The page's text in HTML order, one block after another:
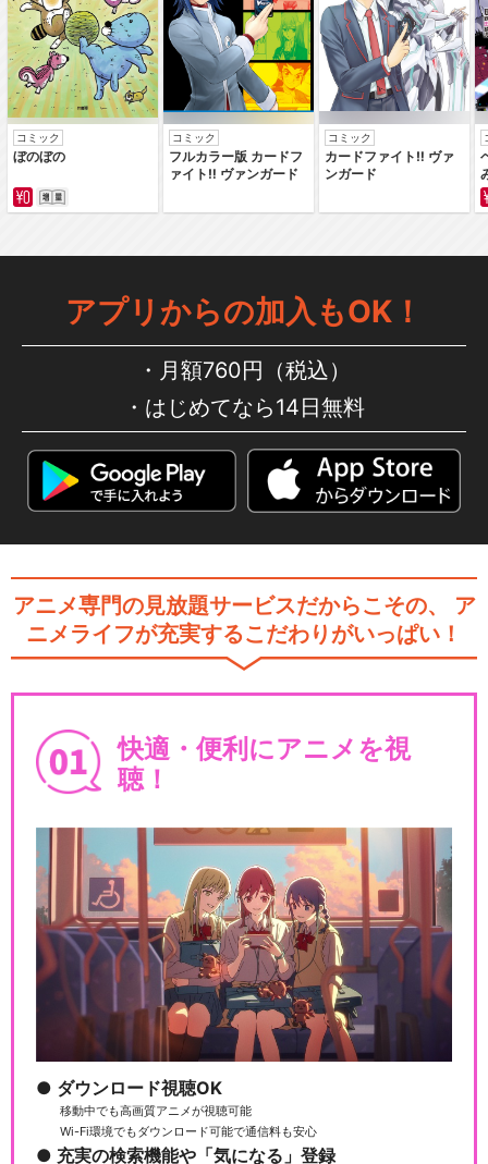
コミック
ぼのぼの
コミック
フルカラー版 カードフ
ァイト‼ ヴァンガード
コミック
カードファイト‼ ヴァ
ンガード
アプリからの加入もOK！
月額760円（税込）
はじめてなら14日無料
アニメ専門の見放題サービスだからこその、
ア
ニメライフが充実するこだわりがいっぱい！
快適・便利にアニメを視
聴！
ダウンロード視聴OK
移動中でも高画質アニメが視聴可能
Wi-Fi環境でもダウンロード可能で通信料も安心
充実の検索機能や「気になる」登録